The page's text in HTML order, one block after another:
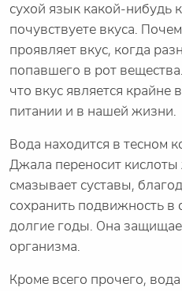
сухой язык какой-нибудь
почувствуете вкуса.
проявляет вкус, когда
попавшего в рот
что вкус является
питании и в нашей жизни.
Вода находится в тесном
Джала переносит
смазывает суставы,
сохранить подвижность в
долгие годы. Она
организма.
Кроме всего прочего,